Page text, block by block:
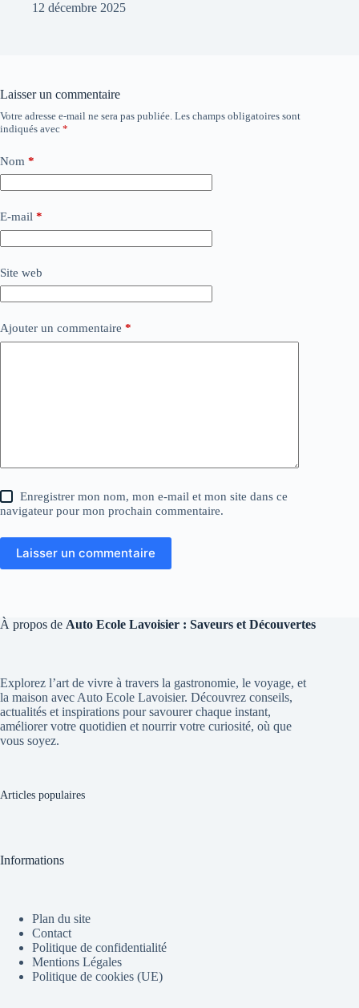
12 décembre 2025
Laisser un commentaire
Votre adresse e-mail ne sera pas publiée. Les champs obligatoires sont
indiqués avec *
Nom *
E-mail *
Site web
Ajouter un commentaire *
Enregistrer mon nom, mon e-mail et mon site dans ce
navigateur pour mon prochain commentaire.
Laisser un commentaire
À propos de Auto Ecole Lavoisier : Saveurs et Découvertes
Explorez l’art de vivre à travers la gastronomie, le voyage, et
la maison avec Auto Ecole Lavoisier. Découvrez conseils,
actualités et inspirations pour savourer chaque instant,
améliorer votre quotidien et nourrir votre curiosité, où que
vous soyez.
Articles populaires
Informations
Plan du site
Contact
Politique de confidentialité
Mentions Légales
Politique de cookies (UE)